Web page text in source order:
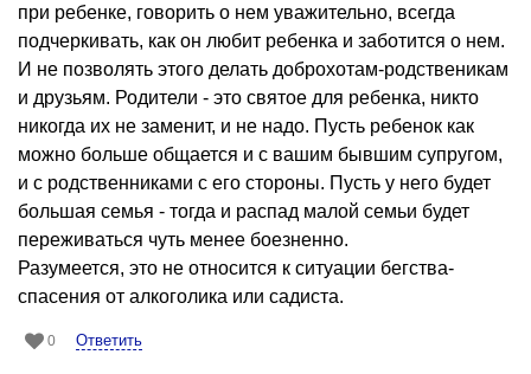
при ребенке, говорить о нем уважительно, всегда
подчеркивать, как он любит ребенка и заботится о нем.
И не позволять этого делать доброхотам-родственикам
и друзьям. Родители - это святое для ребенка, никто
никогда их не заменит, и не надо. Пусть ребенок как
можно больше общается и с вашим бывшим супругом,
и с родственниками с его стороны. Пусть у него будет
большая семья - тогда и распад малой семьи будет
переживаться чуть менее боезненно.
Разумеется, это не относится к ситуации бегства-
спасения от алкоголика или садиста.
0 Ответить